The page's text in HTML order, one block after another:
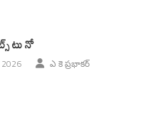
టు నో
ఎ కె ప్రభాకర్